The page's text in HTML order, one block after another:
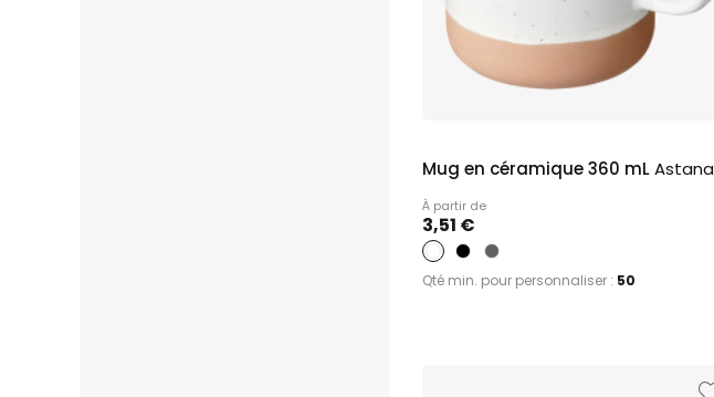
Mug en céramique 360 mLAstana
À partir de
3,51 €
Qté min. pour personnaliser : 50